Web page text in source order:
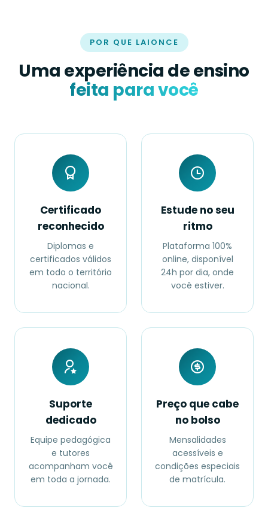
POR QUE LAIONCE
Uma experiência de ensino
feita para você
Certificado
reconhecido
Diplomas e
certificados válidos
em todo o território
nacional.
Estude no seu
ritmo
Plataforma 100%
online, disponível
24h por dia, onde
você estiver.
Suporte
dedicado
Equipe pedagógica
e tutores
acompanham você
em toda a jornada.
Preço que cabe
no bolso
Mensalidades
acessíveis e
condições especiais
de matrícula.